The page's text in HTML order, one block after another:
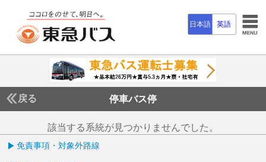
日本語 英語
戻る 停車バス停
該当する系統が見つかりませんでした。
免責事項・対象外路線